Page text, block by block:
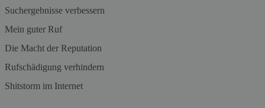
Suchergebnisse verbessern
Mein guter Ruf
Die Macht der Reputation
Rufschädigung verhindern
Shitstorm im Internet